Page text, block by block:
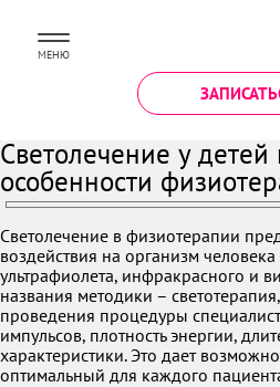
МЕНЮ
Светолечение у
особенности
Светолечение в физиотерапии
воздействия на организм
ультрафиолета, инфракрасного и
названия методики –
проведения процедуры специалист
импульсов, плотность энергии,
характеристики. Это дает
оптимальный для каждого